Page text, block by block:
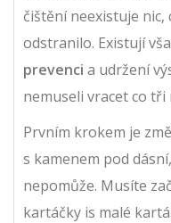
čištění neexistuje nic,
odstranilo. Existují
prevenci a udržení
nemuseli vracet co tři
Prvním krokem je
s kamenem pod
nepomůže. Musíte
kartáčky is malé